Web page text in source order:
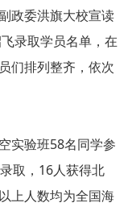
政委洪旗大校宣读
录取学员名单，在
们排列整齐，依次
实验班58名同学参
取，16人获得北
上人数均为全国海